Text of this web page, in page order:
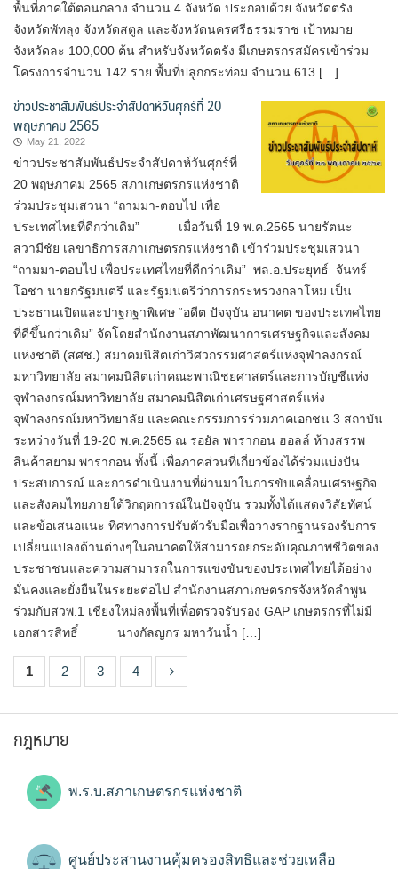
พื้นที่ภาคใต้ตอนกลาง จำนวน 4 จังหวัด ประกอบด้วย จังหวัดตรัง
จังหวัดพัทลุง จังหวัดสตูล และจังหวัดนครศรีธรรมราช เป้าหมาย
จังหวัดละ 100,000 ต้น สำหรับจังหวัดตรัง มีเกษตรกรสมัครเข้าร่วม
โครงการจำนวน 142 ราย พื้นที่ปลูกกระท่อม จำนวน 613 […]
ข่าวประชาสัมพันธ์ประจำสัปดาห์วันศุกร์ที่ 20
พฤษภาคม 2565
May 21, 2022
ข่าวประชาสัมพันธ์ประจำสัปดาห์วันศุกร์ที่
20 พฤษภาคม 2565 สภาเกษตรกรแห่งชาติ
ร่วมประชุมเสวนา “ถามมา-ตอบไป เพื่อ
ประเทศไทยที่ดีกว่าเดิม” เมื่อวันที่ 19 พ.ค.2565 นายรัตนะ
สวามีชัย เลขาธิการสภาเกษตรกรแห่งชาติ เข้าร่วมประชุมเสวนา
“ถามมา-ตอบไป เพื่อประเทศไทยที่ดีกว่าเดิม” พล.อ.ประยุทธ์ จันทร์
โอชา นายกรัฐมนตรี และรัฐมนตรีว่าการกระทรวงกลาโหม เป็น
ประธานเปิดและปาฐกฐาพิเศษ “อดีต ปัจจุบัน อนาคต ของประเทศไทย
ที่ดีขึ้นกว่าเดิม” จัดโดยสำนักงานสภาพัฒนาการเศรษฐกิจและสังคม
แห่งชาติ (สศช.) สมาคมนิสิตเก่าวิศวกรรมศาสตร์แห่งจุฬาลงกรณ์
มหาวิทยาลัย สมาคมนิสิตเก่าคณะพาณิชยศาสตร์และการบัญชีแห่ง
จุฬาลงกรณ์มหาวิทยาลัย สมาคมนิสิตเก่าเศรษฐศาสตร์แห่ง
จุฬาลงกรณ์มหาวิทยาลัย และคณะกรรมการร่วมภาคเอกชน 3 สถาบัน
ระหว่างวันที่ 19-20 พ.ค.2565 ณ รอยัล พารากอน ฮอลล์ ห้างสรรพ
สินค้าสยาม พารากอน ทั้งนี้ เพื่อภาคส่วนที่เกี่ยวข้องได้ร่วมแบ่งปัน
ประสบการณ์ และการดำเนินงานที่ผ่านมาในการขับเคลื่อนเศรษฐกิจ
และสังคมไทยภายใต้วิกฤตการณ์ในปัจจุบัน รวมทั้งได้แสดงวิสัยทัศน์
และข้อเสนอแนะ ทิศทางการปรับตัวรับมือเพื่อวางรากฐานรองรับการ
เปลี่ยนแปลงด้านต่างๆในอนาคตให้สามารถยกระดับคุณภาพชีวิตของ
ประชาชนและความสามารถในการแข่งขันของประเทศไทยได้อย่าง
มั่นคงและยั่งยืนในระยะต่อไป สำนักงานสภาเกษตรกรจังหวัดลำพูน
ร่วมกับสวพ.1 เชียงใหม่ลงพื้นที่เพื่อตรวจรับรอง GAP เกษตรกรที่ไม่มี
เอกสารสิทธิ์ นางกัลญกร มหาวันน้ำ […]
1 2 3 4
กฎหมาย
พ.ร.บ.สภาเกษตรกรแห่งชาติ
ศูนย์ประสานงานคุ้มครองสิทธิและช่วยเหลือ